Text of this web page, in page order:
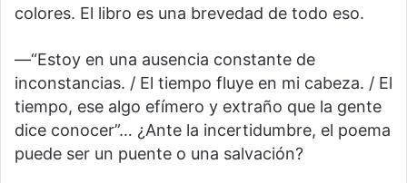
colores. El libro es una brevedad de todo eso.
—“Estoy en una ausencia constante de
inconstancias. / El tiempo fluye en mi cabeza. / El
tiempo, ese algo efímero y extraño que la gente
dice conocer”… ¿Ante la incertidumbre, el poema
puede ser un puente o una salvación?